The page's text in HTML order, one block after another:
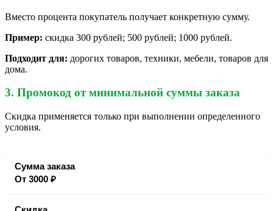
Вместо процента покупатель получает конкретную сумму.
Пример: скидка 300 рублей; 500 рублей; 1000 рублей.
Подходит для: дорогих товаров, техники, мебели, товаров для
дома.
3. Промокод от минимальной суммы заказа
Скидка применяется только при выполнении определенного
условия.
От 3000 ₽